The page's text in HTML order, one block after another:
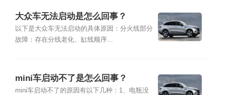
大众车无法启动是怎么回事？
以下是大众车无法启动的具体原因：分火线部分
故障：存在分线老化、缸线顺序...
mini车启动不了是怎么回事？
mini车启动不了的原因有以下几种：1、电瓶没